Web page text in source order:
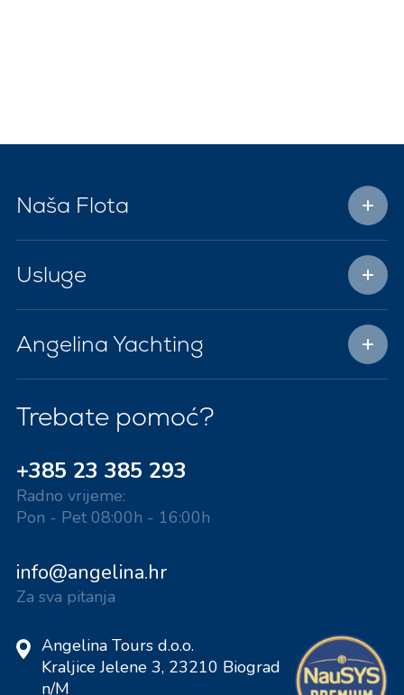
Naša Flota
Usluge
Angelina Yachting
Trebate pomoć?
+385 23 385 293
Radno vrijeme:
Pon - Pet 08:00h - 16:00h
info@angelina.hr
Za sva pitanja
Angelina Tours d.o.o.
Kraljice Jelene 3, 23210 Biograd
n/M